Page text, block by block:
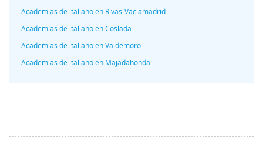
Academias de italiano en Rivas-Vaciamadrid
Academias de italiano en Coslada
Academias de italiano en Valdemoro
Academias de italiano en Majadahonda